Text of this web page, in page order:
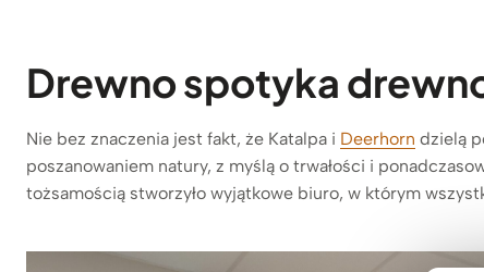
Drewno spotyka
Nie bez znaczenia jest fakt, że Katalpa i Deerhorn dzielą
poszanowaniem natury, z myślą o trwałości i
tożsamością stworzyło wyjątkowe biuro, w którym